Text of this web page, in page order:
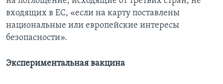
входящих в ЕС, «если на карту поставлены
национальные или европейские интересы
безопасности».
Экспериментальная вакцина